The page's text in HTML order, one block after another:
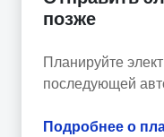
позже
Планируйте
последующей
Подробнее о